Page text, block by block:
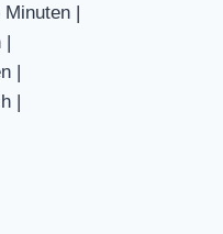
|
|
|
|